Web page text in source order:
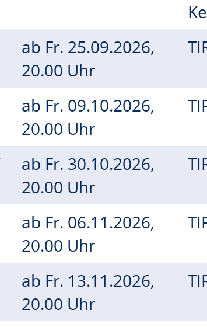
ab Fr. 25.09.2026,
20.00 Uhr
ab Fr. 09.10.2026,
20.00 Uhr
ab Fr. 30.10.2026,
20.00 Uhr
ab Fr. 06.11.2026,
20.00 Uhr
ab Fr. 13.11.2026,
20.00 Uhr